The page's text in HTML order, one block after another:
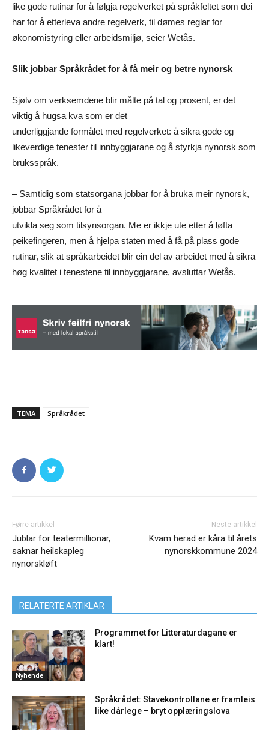
like gode rutinar for å følgja regelverket på språkfeltet som dei
har for å etterleva andre regelverk, til dømes reglar for
økonomistyring eller arbeidsmiljø, seier Wetås.
Slik jobbar Språkrådet for å få meir og betre nynorsk
Sjølv om verksemdene blir målte på tal og prosent, er det
viktig å hugsa kva som er det
underliggjande formålet med regelverket: å sikra gode og
likeverdige tenester til innbyggjarane og å styrkja nynorsk som
bruksspråk.
– Samtidig som statsorgana jobbar for å bruka meir nynorsk,
jobbar Språkrådet for å
utvikla seg som tilsynsorgan. Me er ikkje ute etter å løfta
peikefingeren, men å hjelpa staten med å få på plass gode
rutinar, slik at språkarbeidet blir ein del av arbeidet med å sikra
høg kvalitet i tenestene til innbyggjarane, avsluttar Wetås.
TEMA Språkrådet
Førre artikkel
Jublar for teatermillionar,
saknar heilskapleg
nynorskløft
Neste artikkel
Kvam herad er kåra til årets
nynorskkommune 2024
RELATERTE ARTIKLAR
Nyhende
Programmet for Litteraturdagane er
klart!
Språkrådet: Stavekontrollane er framleis
like dårlege – bryt opplæringslova